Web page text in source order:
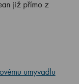
již přímo z
umyvadlu